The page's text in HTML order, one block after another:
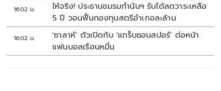
16:02 น.
ให้จริง! ประธานชมรมกำนันฯ รับได้ลดวาระเหลือ
5 ปี วอนฟื้นกองทุนสตรีอำเภอละล้าน
16:02 น.
'ซาลาห์' ตัวเปิดกับ 'แทร็บซอนสปอร์' ต่อหน้า
แฟนบอลเรือนหมื่น